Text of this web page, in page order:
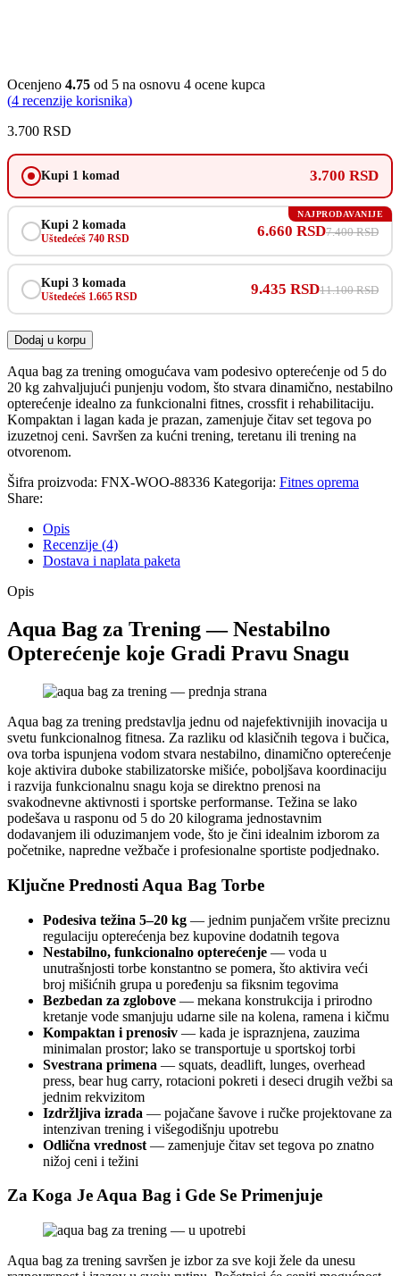
Ocenjeno 4.75 od 5 na osnovu 4 ocene kupca
(4 recenzije korisnika)
3.700 RSD
Kupi 1 komad 3.700 RSD
Kupi 2 komada
Uštedećeš 740 RSD 6.660 RSD7.400 RSD
NAJPRODAVANIJE
Kupi 3 komada
Uštedećeš 1.665 RSD 9.435 RSD11.100 RSD
Dodaj u korpu
Aqua bag za trening omogućava vam podesivo opterećenje od 5 do
20 kg zahvaljujući punjenju vodom, što stvara dinamično, nestabilno
opterećenje idealno za funkcionalni fitnes, crossfit i rehabilitaciju.
Kompaktan i lagan kada je prazan, zamenjuje čitav set tegova po
izuzetnoj ceni. Savršen za kućni trening, teretanu ili trening na
otvorenom.
Šifra proizvoda: FNX-WOO-88336 Kategorija: Fitnes oprema
Share:
Opis
Recenzije (4)
Dostava i naplata paketa
Opis
Aqua Bag za Trening — Nestabilno
Opterećenje koje Gradi Pravu Snagu
Aqua bag za trening predstavlja jednu od najefektivnijih inovacija u
svetu funkcionalnog fitnesa. Za razliku od klasičnih tegova i bučica,
ova torba ispunjena vodom stvara nestabilno, dinamično opterećenje
koje aktivira duboke stabilizatorske mišiće, poboljšava koordinaciju
i razvija funkcionalnu snagu koja se direktno prenosi na
svakodnevne aktivnosti i sportske performanse. Težina se lako
podešava u rasponu od 5 do 20 kilograma jednostavnim
dodavanjem ili oduzimanjem vode, što je čini idealnim izborom za
početnike, napredne vežbače i profesionalne sportiste podjednako.
Ključne Prednosti Aqua Bag Torbe
Podesiva težina 5–20 kg — jednim punjačem vršite preciznu
regulaciju opterećenja bez kupovine dodatnih tegova
Nestabilno, funkcionalno opterećenje — voda u
unutrašnjosti torbe konstantno se pomera, što aktivira veći
broj mišićnih grupa u poređenju sa fiksnim tegovima
Bezbedan za zglobove — mekana konstruk­cija i prirodno
kretanje vode smanjuju udarne sile na kolena, ramena i kičmu
Kompaktan i prenosiv — kada je ispraznjena, zauzima
minimalan prostor; lako se transportuje u sportskoj torbi
Svestrana primena — squats, deadlift, lunges, overhead
press, bear hug carry, rotacioni pokreti i deseci drugih vežbi sa
jednim rekvizitom
Izdržljiva izrada — pojačane šavove i ručke projektovane za
intenzivan trening i višegodišnju upotrebu
Odlična vrednost — zamenjuje čitav set tegova po znatno
nižoj ceni i težini
Za Koga Je Aqua Bag i Gde Se Primenjuje
Aqua bag za trening savršen je izbor za sve koji žele da unesu